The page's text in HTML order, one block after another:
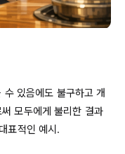
있음에도 불구하고 개
모두에게 불리한 결과
표적인 예시.